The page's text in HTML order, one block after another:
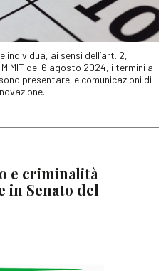
individua, ai sensi dell’art. 2,
del 6 agosto 2024, i termini a
presentare le comunicazioni di
e criminalità
in Senato del